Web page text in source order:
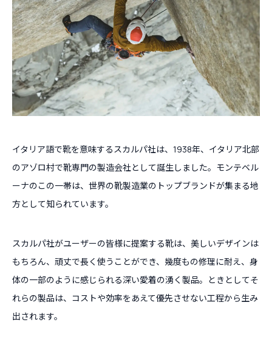
イタリア語で靴を意味するスカルパ社は、1938年、イタリア北部
のアゾロ村で靴専門の製造会社として誕生しました。モンテベル
ーナのこの一帯は、世界の靴製造業のトップブランドが集まる地
方として知られています。
スカルパ社がユーザーの皆様に提案する靴は、美しいデザインは
もちろん、頑丈で長く使うことができ、幾度もの修理に耐え、身
体の一部のように感じられる深い愛着の湧く製品。ときとしてそ
れらの製品は、コストや効率をあえて優先させない工程から生み
出されます。